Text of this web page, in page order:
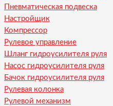
Пневматическая подвеска
Настройщик
Компрессор
Рулевое управление
Шланг гидроусилителя руля
Насос гидроусилителя руля
Бачок гидроусилителя руля
Рулевая колонка
Рулевой механизм